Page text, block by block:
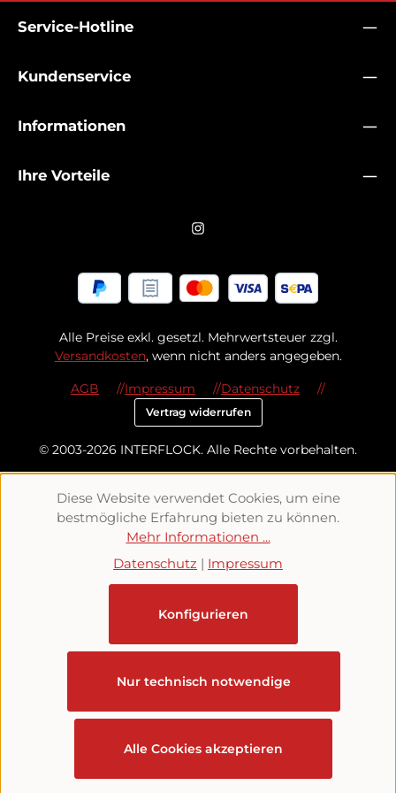
Service-Hotline
Kundenservice
Informationen
Ihre Vorteile
Alle Preise exkl. gesetzl. Mehrwertsteuer zzgl.
Versandkosten, wenn nicht anders angegeben.
© 2003-2026 INTERFLOCK. Alle Rechte vorbehalten.
AGB Impressum Datenschutz
Vertrag widerrufen
Diese Website verwendet Cookies, um eine
bestmögliche Erfahrung bieten zu können.
Mehr Informationen ...
Datenschutz | Impressum
Nur technisch notwendige
Konfigurieren
Alle Cookies akzeptieren